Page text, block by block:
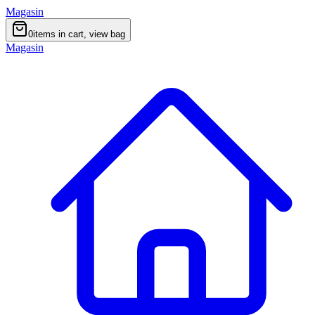
Magasin
0items in cart, view bag
Magasin